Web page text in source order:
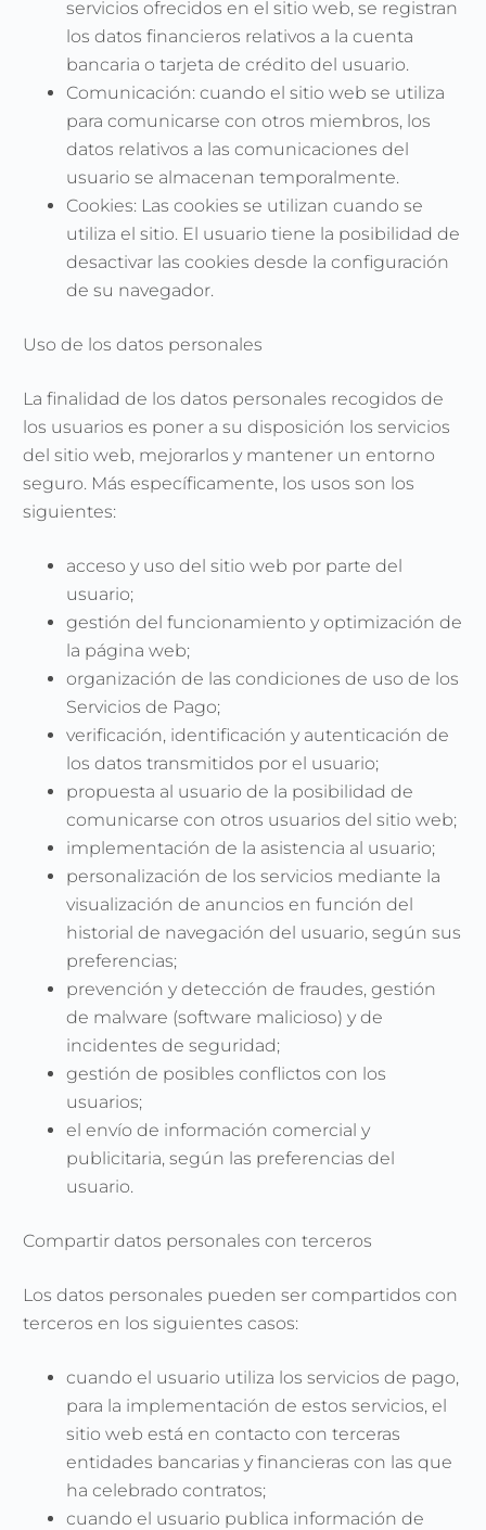
servicios ofrecidos en el sitio web, se registran
los datos financieros relativos a la cuenta
bancaria o tarjeta de crédito del usuario.
Comunicación: cuando el sitio web se utiliza
para comunicarse con otros miembros, los
datos relativos a las comunicaciones del
usuario se almacenan temporalmente.
Cookies: Las cookies se utilizan cuando se
utiliza el sitio. El usuario tiene la posibilidad de
desactivar las cookies desde la configuración
de su navegador.
Uso de los datos personales
La finalidad de los datos personales recogidos de
los usuarios es poner a su disposición los servicios
del sitio web, mejorarlos y mantener un entorno
seguro. Más específicamente, los usos son los
siguientes:
acceso y uso del sitio web por parte del
usuario;
gestión del funcionamiento y optimización de
la página web;
organización de las condiciones de uso de los
Servicios de Pago;
verificación, identificación y autenticación de
los datos transmitidos por el usuario;
propuesta al usuario de la posibilidad de
comunicarse con otros usuarios del sitio web;
implementación de la asistencia al usuario;
personalización de los servicios mediante la
visualización de anuncios en función del
historial de navegación del usuario, según sus
preferencias;
prevención y detección de fraudes, gestión
de malware (software malicioso) y de
incidentes de seguridad;
gestión de posibles conflictos con los
usuarios;
el envío de información comercial y
publicitaria, según las preferencias del
usuario.
Compartir datos personales con terceros
Los datos personales pueden ser compartidos con
terceros en los siguientes casos:
cuando el usuario utiliza los servicios de pago,
para la implementación de estos servicios, el
sitio web está en contacto con terceras
entidades bancarias y financieras con las que
ha celebrado contratos;
cuando el usuario publica información de